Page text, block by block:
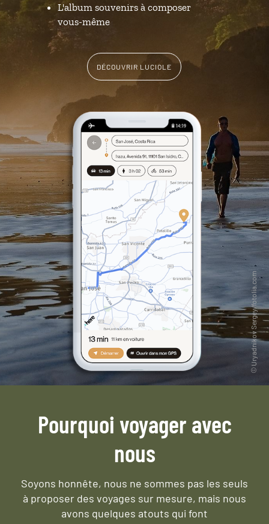
L'album souvenirs à composer
vous-même
DÉCOUVRIR LUCIOLE
Pourquoi voyager avec
nous
Soyons honnête, nous ne sommes pas les seuls
à proposer des voyages sur mesure, mais nous
avons quelques atouts qui font